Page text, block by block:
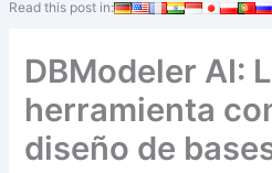
Read this post in:
DBModeler AI:
herramienta
diseño de